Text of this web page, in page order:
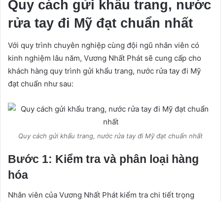
Quy cách gửi khẩu trang, nước
rửa tay đi Mỹ đạt chuẩn nhất
Với quy trình chuyên nghiệp cùng đội ngũ nhân viên có
kinh nghiệm lâu năm, Vương Nhất Phát sẽ cung cấp cho
khách hàng quy trình gửi khẩu trang, nước rửa tay đi Mỹ
đạt chuẩn như sau:
Quy cách gửi khẩu trang, nước rửa tay đi Mỹ đạt chuẩn nhất
Bước 1: Kiểm tra và phân loại hàng
hóa
Nhân viên của Vương Nhất Phát kiểm tra chi tiết trọng